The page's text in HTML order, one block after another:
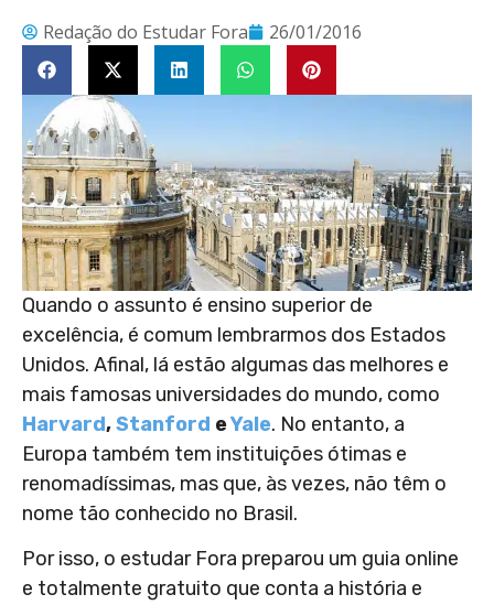
Redação do Estudar Fora 26/01/2016
Quando o assunto é ensino superior de
excelência, é comum lembrarmos dos Estados
Unidos. Afinal, lá estão algumas das melhores e
mais famosas universidades do mundo, como
Harvard,Stanford eYale. No entanto, a
Europa também tem instituições ótimas e
renomadíssimas, mas que, às vezes, não têm o
nome tão conhecido no Brasil.
Por isso, o estudar Fora preparou um guia online
e totalmente gratuito que conta a história e